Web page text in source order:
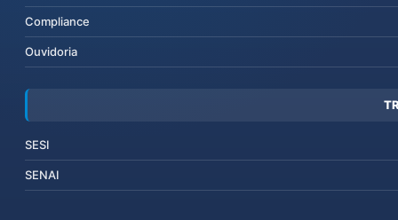
Compliance
Ouvidoria
SESI
SENAI